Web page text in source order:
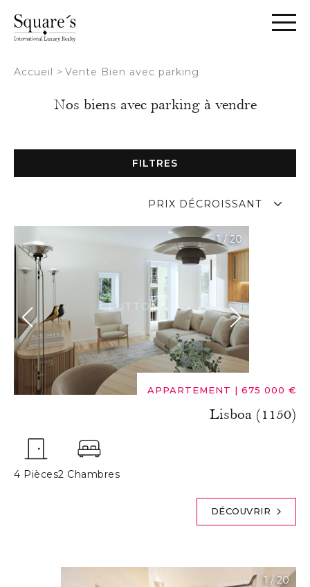
Accueil > Vente Bien avec parking
Nos biens avec parking à vendre
FILTRES
PRIX DÉCROISSANT
1 / 20
APPARTEMENT | 675 000 €
Lisboa (1150)
4 Pièces2 Chambres
DÉCOUVRIR
1 /20